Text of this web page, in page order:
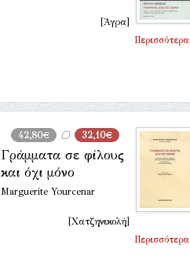
[Άγρα]
Περισσότερα
42,80€ 32,10€
Γράμματα σε φίλους
και όχι μόνο
Marguerite Yourcenar
[Χατζηνικολή]
Περισσότερα